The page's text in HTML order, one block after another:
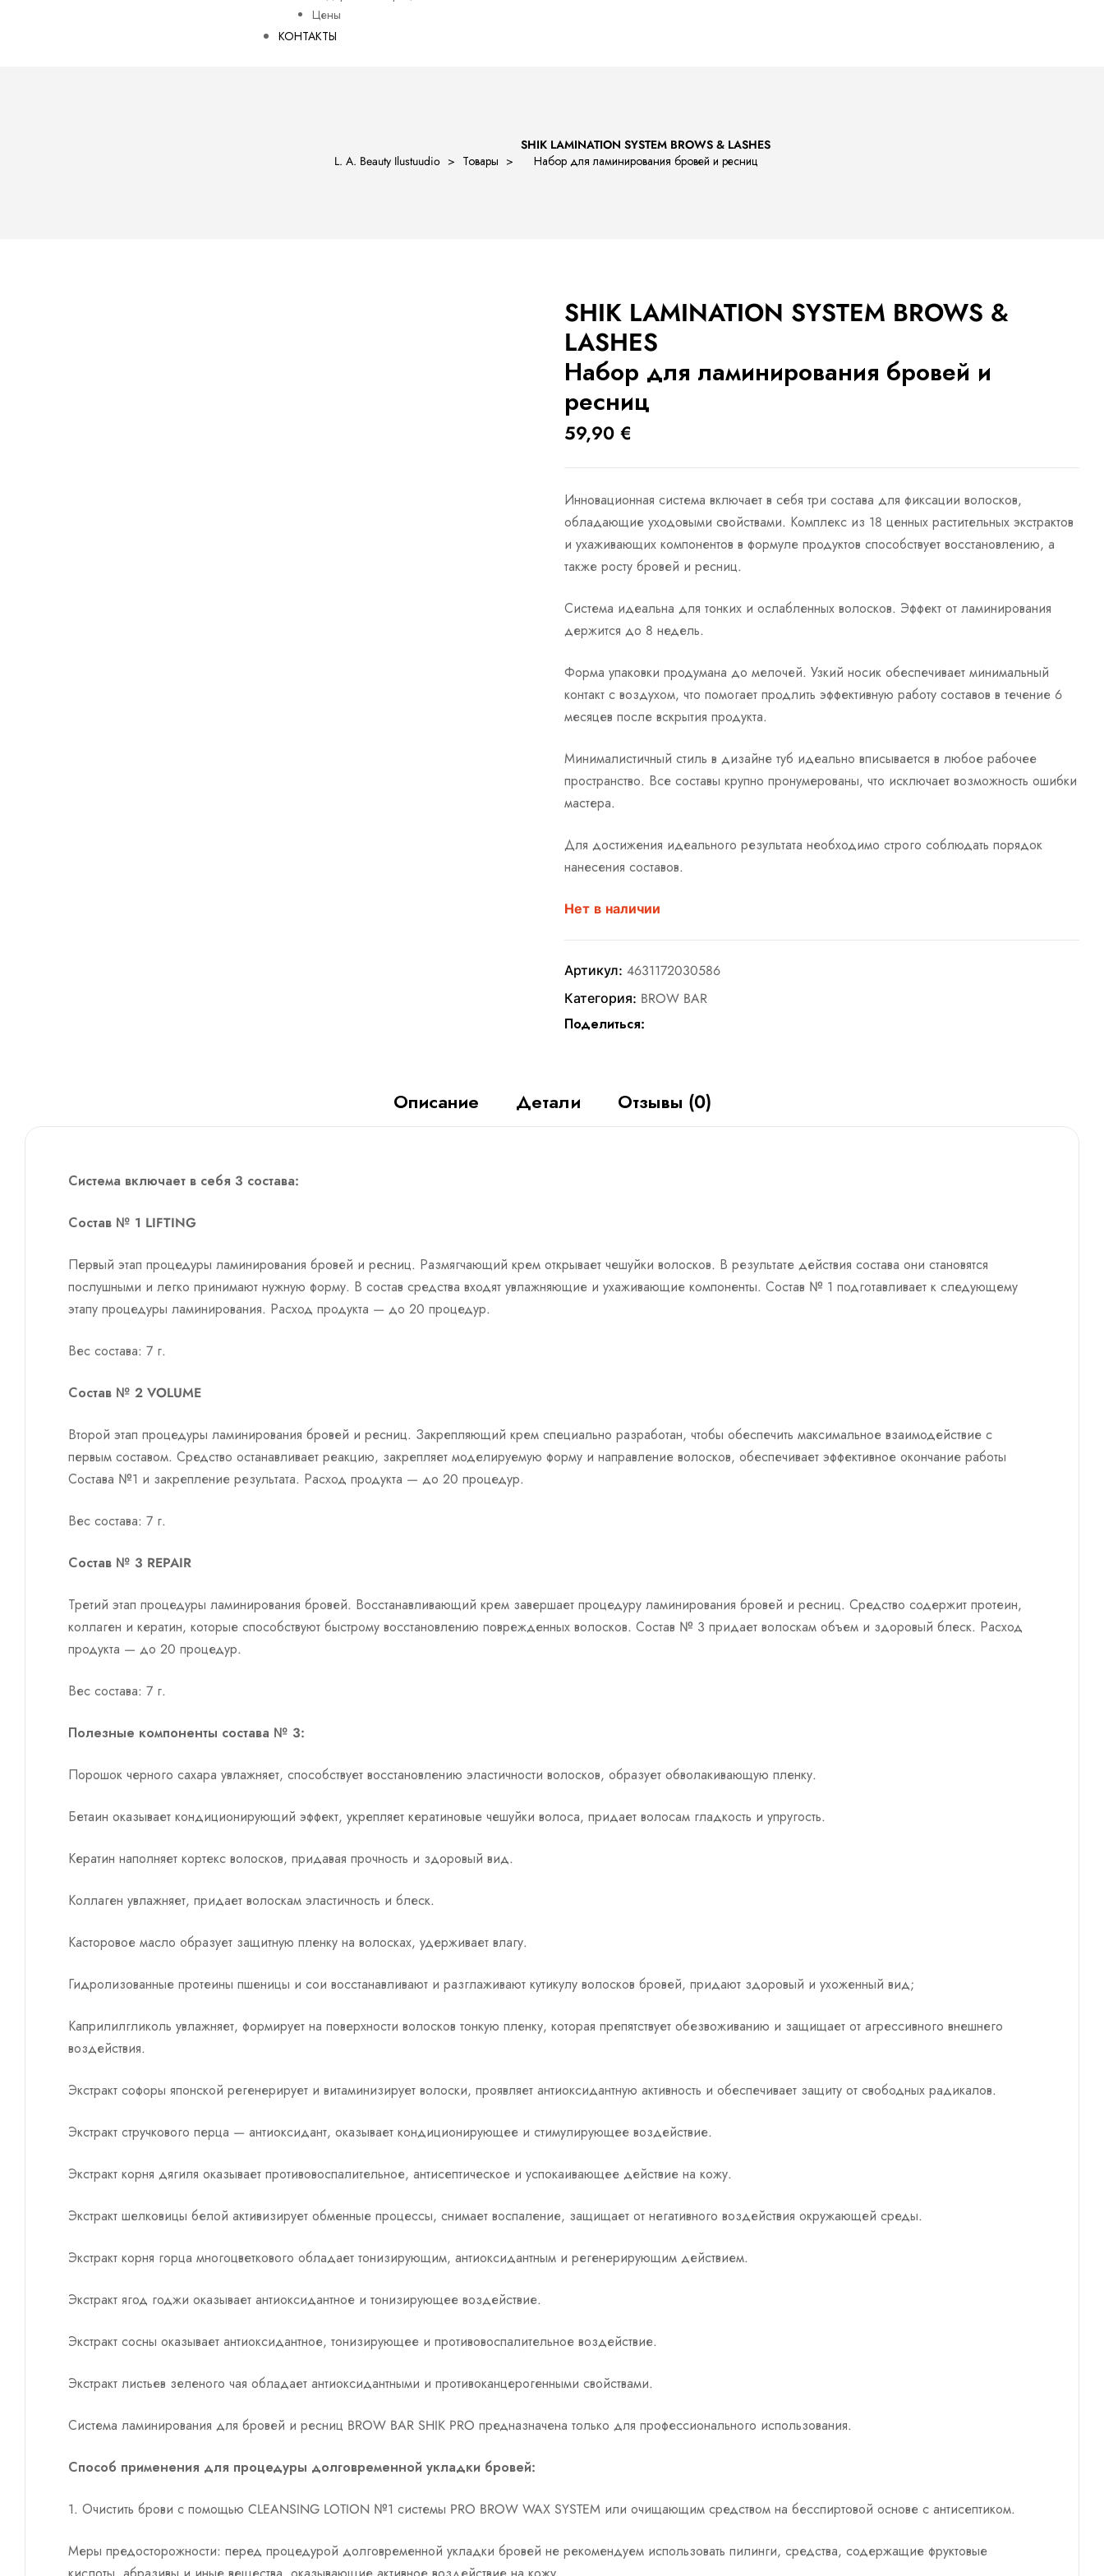
Цены
КОНТАКТЫ
L. A. Beauty Ilustuudio > Товары >
SHIK LAMINATION SYSTEM BROWS & LASHES
Набор для ламинирования бровей и ресниц
SHIK LAMINATION SYSTEM BROWS &
LASHES
Набор для ламинирования бровей и
ресниц
59,90 €
Инновационная система включает в себя три состава для фиксации волосков,
обладающие уходовыми свойствами. Комплекс из 18 ценных растительных экстрактов
и ухаживающих компонентов в формуле продуктов способствует восстановлению, а
также росту бровей и ресниц.
Система идеальна для тонких и ослабленных волосков. Эффект от ламинирования
держится до 8 недель.
Форма упаковки продумана до мелочей. Узкий носик обеспечивает минимальный
контакт с воздухом, что помогает продлить эффективную работу составов в течение 6
месяцев после вскрытия продукта.
Минималистичный стиль в дизайне туб идеально вписывается в любое рабочее
пространство. Все составы крупно пронумерованы, что исключает возможность ошибки
мастера.
Для достижения идеального результата необходимо строго соблюдать порядок
нанесения составов.
Нет в наличии
Артикул: 4631172030586
Категория: BROW BAR
Поделиться:
Описание Детали Отзывы (0)
Система включает в себя 3 состава:
Состав № 1 LIFTING
Первый этап процедуры ламинирования бровей и ресниц. Размягчающий крем открывает чешуйки волосков. В результате действия состава они становятся
послушными и легко принимают нужную форму. В состав средства входят увлажняющие и ухаживающие компоненты. Состав № 1 подготавливает к следующему
этапу процедуры ламинирования. Расход продукта — до 20 процедур.
Вес состава: 7 г.
Состав № 2 VOLUME
Второй этап процедуры ламинирования бровей и ресниц. Закрепляющий крем специально разработан, чтобы обеспечить максимальное взаимодействие с
первым составом. Средство останавливает реакцию, закрепляет моделируемую форму и направление волосков, обеспечивает эффективное окончание работы
Состава №1 и закрепление результата. Расход продукта — до 20 процедур.
Вес состава: 7 г.
Состав № 3 REPAIR
Третий этап процедуры ламинирования бровей. Восстанавливающий крем завершает процедуру ламинирования бровей и ресниц. Средство содержит протеин,
коллаген и кератин, которые способствуют быстрому восстановлению поврежденных волосков. Состав № 3 придает волоскам объем и здоровый блеск. Расход
продукта — до 20 процедур.
Вес состава: 7 г.
Полезные компоненты состава № 3:
Порошок черного сахара увлажняет, способствует восстановлению эластичности волосков, образует обволакивающую пленку.
Бетаин оказывает кондиционирующий эффект, укрепляет кератиновые чешуйки волоса, придает волосам гладкость и упругость.
Кератин наполняет кортекс волосков, придавая прочность и здоровый вид.
Коллаген увлажняет, придает волоскам эластичность и блеск.
Касторовое масло образует защитную пленку на волосках, удерживает влагу.
Гидролизованные протеины пшеницы и сои восстанавливают и разглаживают кутикулу волосков бровей, придают здоровый и ухоженный вид;
Каприлилгликоль увлажняет, формирует на поверхности волосков тонкую пленку, которая препятствует обезвоживанию и защищает от агрессивного внешнего
воздействия.
Экстракт софоры японской регенерирует и витаминизирует волоски, проявляет антиоксидантную активность и обеспечивает защиту от свободных радикалов.
Экстракт стручкового перца — антиоксидант, оказывает кондиционирующее и стимулирующее воздействие.
Экстракт корня дягиля оказывает противовоспалительное, антисептическое и успокаивающее действие на кожу.
Экстракт шелковицы белой активизирует обменные процессы, снимает воспаление, защищает от негативного воздействия окружающей среды.
Экстракт корня горца многоцветкового обладает тонизирующим, антиоксидантным и регенерирующим действием.
Экстракт ягод годжи оказывает антиоксидантное и тонизирующее воздействие.
Экстракт сосны оказывает антиоксидантное, тонизирующее и противовоспалительное воздействие.
Экстракт листьев зеленого чая обладает антиоксидантными и противоканцерогенными свойствами.
Система ламинирования для бровей и ресниц BROW BAR SHIK PRO предназначена только для профессионального использования.
Способ применения для процедуры долговременной укладки бровей:
1. Очистить брови с помощью CLEANSING LOTION №1 системы PRO BROW WAX SYSTEM или очищающим средством на бесспиртовой основе с антисептиком.
Меры предосторожности: перед процедурой долговременной укладки бровей не рекомендуем использовать пилинги, средства, содержащие фруктовые